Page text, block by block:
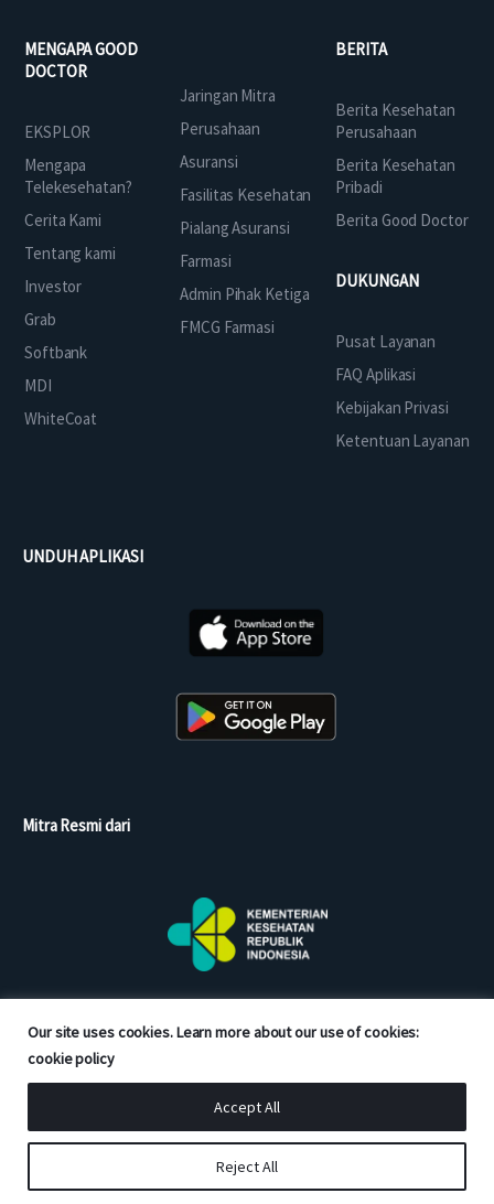
Our site uses cookies. Learn more about our use of cookies:
cookie policy
Reject All
Accept All
MENGAPA GOOD
DOCTOR
EKSPLOR
Mengapa
Telekesehatan?
Cerita Kami
Tentang kami
Investor
Grab
Softbank
MDI
WhiteCoat
Jaringan Mitra
Perusahaan
Asuransi
Fasilitas Kesehatan
Pialang Asuransi
Farmasi
Admin Pihak Ketiga
FMCG Farmasi
BERITA
Berita Kesehatan
Perusahaan
Berita Kesehatan
Pribadi
Berita Good Doctor
DUKUNGAN
Pusat Layanan
FAQ Aplikasi
Kebijakan Privasi
Ketentuan Layanan
UNDUH APLIKASI
Mitra Resmi dari
Copyright © 2026 Good Doctor. All rights reserved.